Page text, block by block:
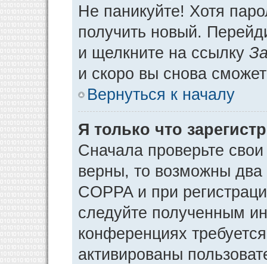
Не паникуйте! Хотя
получить новый.
и щелкните на ссылку
и скоро вы снова
Вернуться к началу
Я только что
Сначала проверьте
верны, то возможны
COPPA и при
следуйте полученным
конференциях
активированы